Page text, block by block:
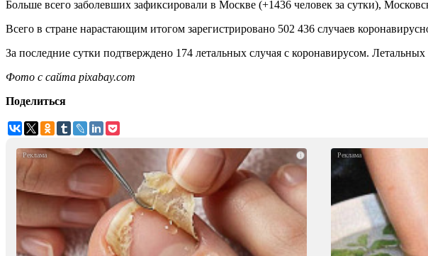
Больше всего заболевших зафиксировали в Москве (+1436 человек за сутки),
Всего в стране нарастающим итогом зарегистрировано 502 436 случаев
За последние сутки подтверждено 174 летальных случая с коронавирусом. Летальных
Фото с сайта pixabay.com
Поделиться
i